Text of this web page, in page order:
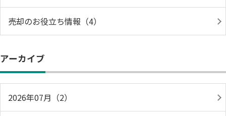
売却のお役立ち情報（4）
アーカイブ
2026年07月（2）